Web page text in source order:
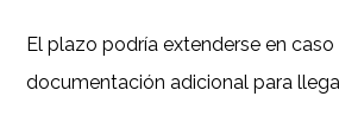
El plazo podría extenderse en caso
documentación adicional para